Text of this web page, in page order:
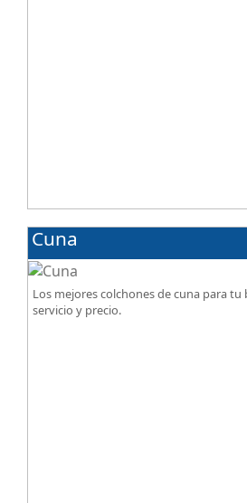
Cuna
Los mejores colchones de cuna para tu
servicio y precio.